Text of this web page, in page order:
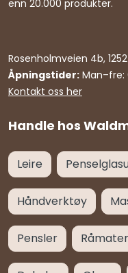
Handle hos
enn 20.000 produkter.
Rosenholmveien 4b,
Åpningstider: Man–fre:
Kontakt oss her
Leire
Håndverktøy
Pensler